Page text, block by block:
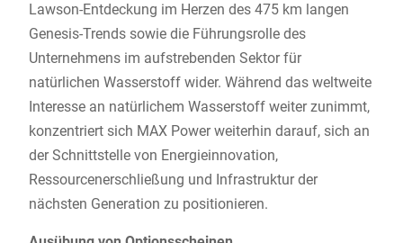
Lawson-Entdeckung im Herzen des 475 km langen
Genesis-Trends sowie die Führungsrolle des
Unternehmens im aufstrebenden Sektor für
natürlichen Wasserstoff wider. Während das weltweite
Interesse an natürlichem Wasserstoff weiter zunimmt,
konzentriert sich MAX Power weiterhin darauf, sich an
der Schnittstelle von Energieinnovation,
Ressourcenerschließung und Infrastruktur der
nächsten Generation zu positionieren.